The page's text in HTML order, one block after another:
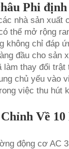
Phi
nhà sản xuất
thể mở rộng
không chỉ đáp
đầu cho sản
làm thay đổi
chủ yếu vào
việc thu hút
Về
động cơ AC